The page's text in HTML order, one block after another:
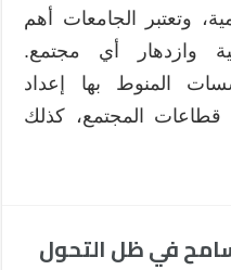
وتعتبر الجامعات أهم
وازدهار أي مجتمع.
المنوط بها إعداد
قطاعات المجتمع، كذلك
في ظل التحول